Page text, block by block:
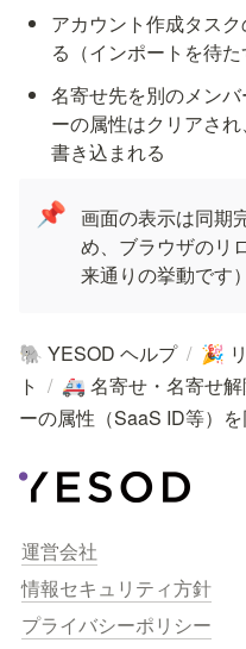
アカウント作成タス
る（インポートを待た
名寄せ先を別のメン
ーの属性はクリアさ
書き込まれる
📌 画面の表示は同期
め、ブラウザのリ
来通りの挙動です）
🐘 YESOD ヘルプ / 🎉
ト / 🚑 名寄せ・名寄せ
ーの属性（SaaS ID等）
運営会社
情報セキュリティ方針
プライバシーポリシー